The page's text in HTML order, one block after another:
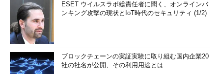
ESET ウイルスラボ総責任者に聞く、オンラインバ
ンキング攻撃の現状とIoT時代のセキュリティ (1/2)
ブロックチェーンの実証実験に取り組む国内企業20
社の社名が公開、その利用用途とは